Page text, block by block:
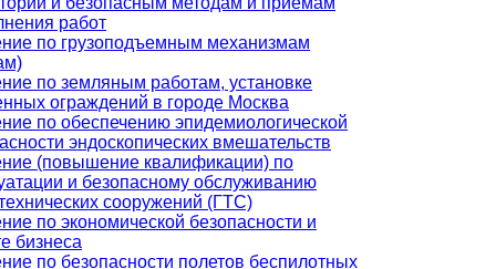
работ
по грузоподъемным механизмам
по земляным работам, установке
ограждений в городе Москва
по обеспечению эпидемиологической
эндоскопических вмешательств
(повышение квалификации) по
и безопасному обслуживанию
сооружений (ГТС)
по экономической безопасности и
бизнеса
по безопасности полетов беспилотных